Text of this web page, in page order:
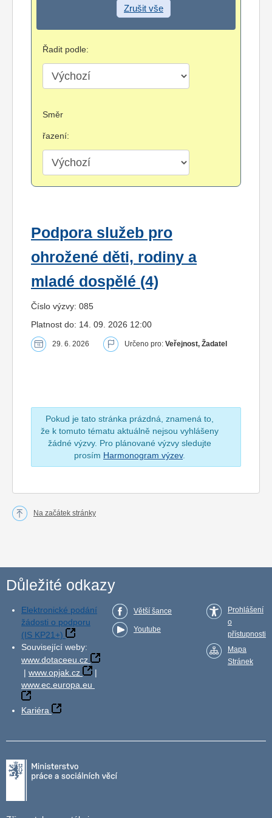
Zrušit vše
Řadit podle:
Směr
řazení:
Podpora služeb pro
ohrožené děti, rodiny a
mladé dospělé (4)
Číslo výzvy: 085
Platnost do: 14. 09. 2026 12:00
29. 6. 2026 Určeno pro: Veřejnost, Žadatel
Pokud je tato stránka prázdná, znamená to,
že k tomuto tématu aktuálně nejsou vyhlášeny
žádné výzvy. Pro plánované výzvy sledujte
prosím Harmonogram výzev.
Na začátek stránky
Důležité odkazy
Elektronické podání
žádosti o podporu
(IS KP21+)
Související weby:
www.dotaceeu.cz
| www.opjak.cz
|
www.ec.europa.eu
Kariéra
Větší šance
Youtube
Prohlášení
o
přístupnosti
Mapa
Stránek